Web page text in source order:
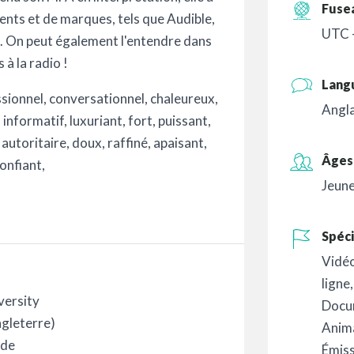
et de marques, tels que Audible,
peut également l'entendre dans
à la radio !
conversationnel, chaleureux,
informatif, luxuriant, fort, puissant,
doux, raffiné, apaisant,
UTC
ligne